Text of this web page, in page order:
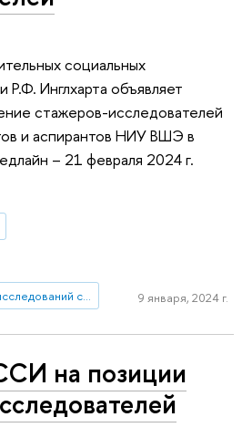
социальных
Инглхарта объявляет
стажеров-исследователей
и аспирантов НИУ ВШЭ в
– 21 февраля 2024 г.
Центр сравнительных исследований социального благополучия 9 января, 2024 г.
на позиции